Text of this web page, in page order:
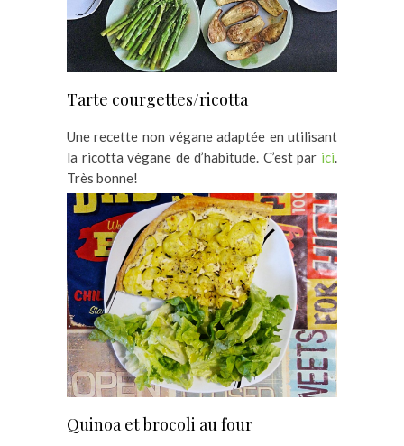
Tarte courgettes/ricotta
Une recette non végane adaptée en utilisant
la ricotta végane de d’habitude. C’est par ici.
Très bonne!
Quinoa et brocoli au four